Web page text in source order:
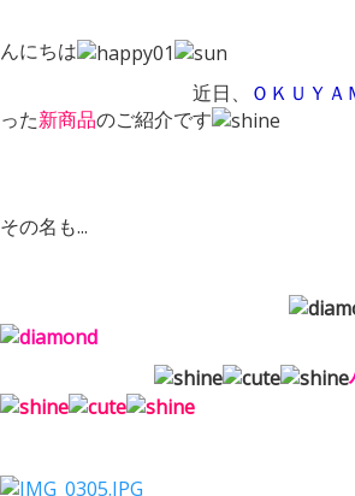
んにちは
近日、
ＯＫＵＹＡ
った新商品のご紹介です
その名も...